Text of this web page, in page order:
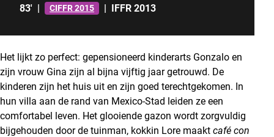
83' | CIFFR 2015 | IFFR 2013
Het lijkt zo perfect: gepensioneerd kinderarts Gonzalo en
zijn vrouw Gina zijn al bijna vijftig jaar getrouwd. De
kinderen zijn het huis uit en zijn goed terechtgekomen. In
hun villa aan de rand van Mexico-Stad leiden ze een
comfortabel leven. Het glooiende gazon wordt zorgvuldig
bijgehouden door de tuinman, kokkin Lore maakt café con